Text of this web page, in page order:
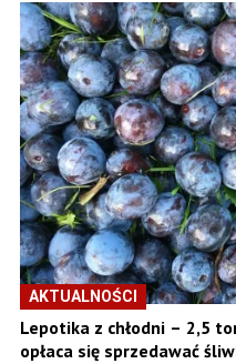
AKTUALNOŚCI
Lepotika z chłodni – 2,5
opłaca się sprzedawać